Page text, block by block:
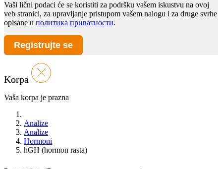
Vaši lični podaci će se koristiti za podršku vašem iskustvu na ovoj
veb stranici, za upravljanje pristupom vašem nalogu i za druge svrhe
opisane u политика приватности.
Registrujte se
Korpa
Vaša korpa je prazna
Analize
Analize
Hormoni
hGH (hormon rasta)